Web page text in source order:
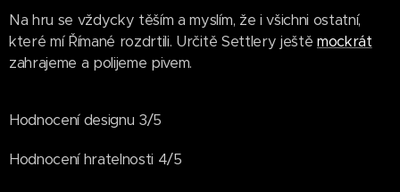
Na hru se vždycky těším a myslím, že i všichni ostatní,
které mí Římané rozdrtili. Určitě Settlery ještě mockrát
zahrajeme a polijeme pivem.
Hodnocení designu 3/5
Hodnocení hratelnosti 4/5